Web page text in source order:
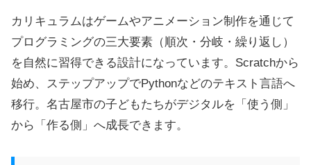
カリキュラムはゲームやアニメーション制作を通じて
プログラミングの三大要素（順次・分岐・繰り返し）
を自然に習得できる設計になっています。Scratchから
始め、ステップアップでPythonなどのテキスト言語へ
移行。名古屋市の子どもたちがデジタルを「使う側」
から「作る側」へ成長できます。